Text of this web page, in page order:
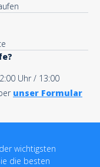
Uhr / 13:00
unser Formular
wichtigsten
die besten